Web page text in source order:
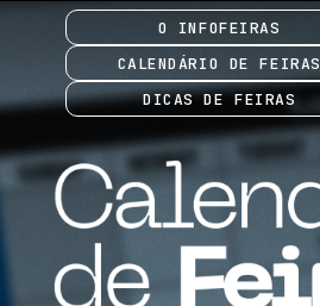
O INFOFEIRAS
CALENDÁRIO DE FEIRAS
DICAS DE FEIRAS